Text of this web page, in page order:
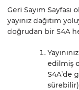
Geri Sayım
yayınız dağıtım
doğrudan bir S4A
edilmiş
S4A’de